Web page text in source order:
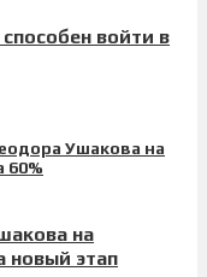
войти в
на
новый этап